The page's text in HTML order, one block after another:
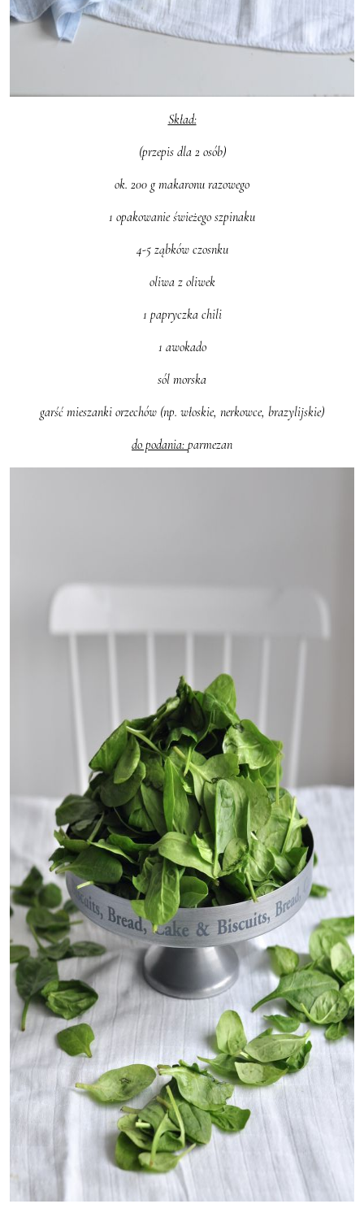
Skład:
(przepis dla 2 osób)
ok. 200 g makaronu razowego
1 opakowanie świeżego szpinaku
4-5 ząbków czosnku
oliwa z oliwek
1 papryczka chili
1 awokado
sól morska
garść mieszanki orzechów (np. włoskie, nerkowce, brazylijskie)
do podania: parmezan